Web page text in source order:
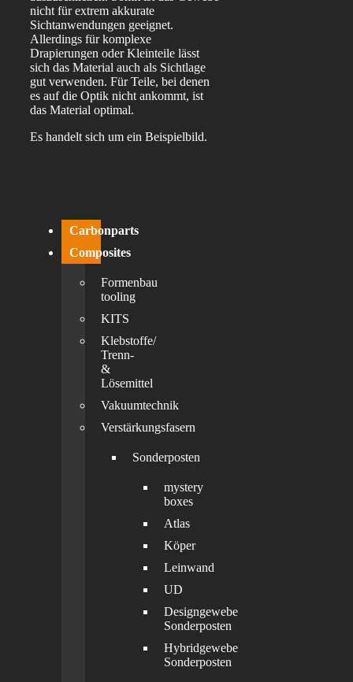
nicht für extrem akkurate
Sichtanwendungen geeignet.
Allerdings für komplexe
Drapierungen oder Kleinteile lässt
sich das Material auch als Sichtlage
gut verwenden. Für Teile, bei denen
es auf die Optik nicht ankommt, ist
das Material optimal.
Es handelt sich um ein Beispielbild.
Carbonparts
Composites
Formenbau
tooling
KITS
Klebstoffe/
Trenn-
&
Lösemittel
Vakuumtechnik
Verstärkungsfasern
Sonderposten
mystery
boxes
Atlas
Köper
Leinwand
UD
Designgewebe
Sonderposten
Hybridgewebe
Sonderposten